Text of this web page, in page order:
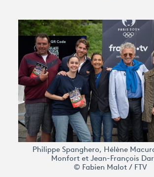
Philippe Spanghero, Hélène
Monfort et Jean-François
© Fabien Malot / FTV